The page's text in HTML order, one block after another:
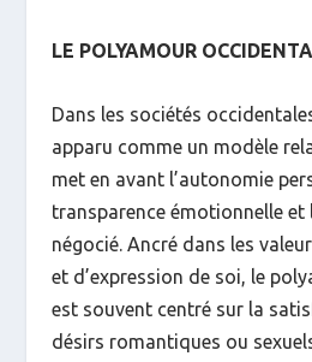
LE POLYAMOUR
Dans les sociétés
apparu comme un modèle
met en avant l’autonomie
transparence émotionnelle et
négocié. Ancré dans les
et d’expression de soi, le
est souvent centré sur la
désirs romantiques ou